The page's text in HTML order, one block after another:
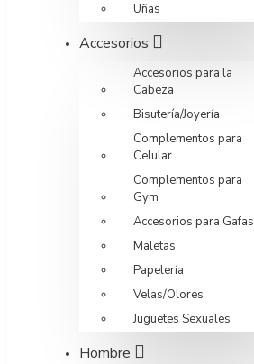
Uñas
Accesorios
Accesorios para la
Cabeza
Bisutería/Joyería
Complementos para
Celular
Complementos para
Gym
Accesorios para Gafas
Maletas
Papelería
Velas/Olores
Juguetes Sexuales
Hombre